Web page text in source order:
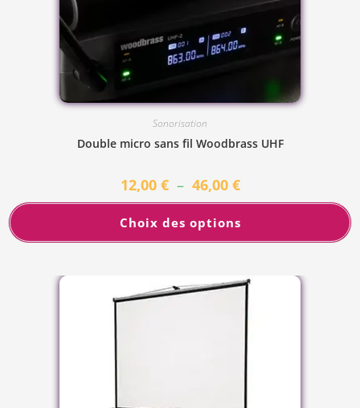
Sonorisation
Double micro sans fil Woodbrass UHF
12,00 € – 46,00 €
Choix des options